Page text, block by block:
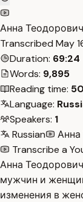
Анна Теодорович
Transcribed May
Duration: 69:24
Words: 9,895
Reading time:
Language:
Speakers: 1
Russian
Анна
Transcribe a
Анна
мужчин и
изменения в